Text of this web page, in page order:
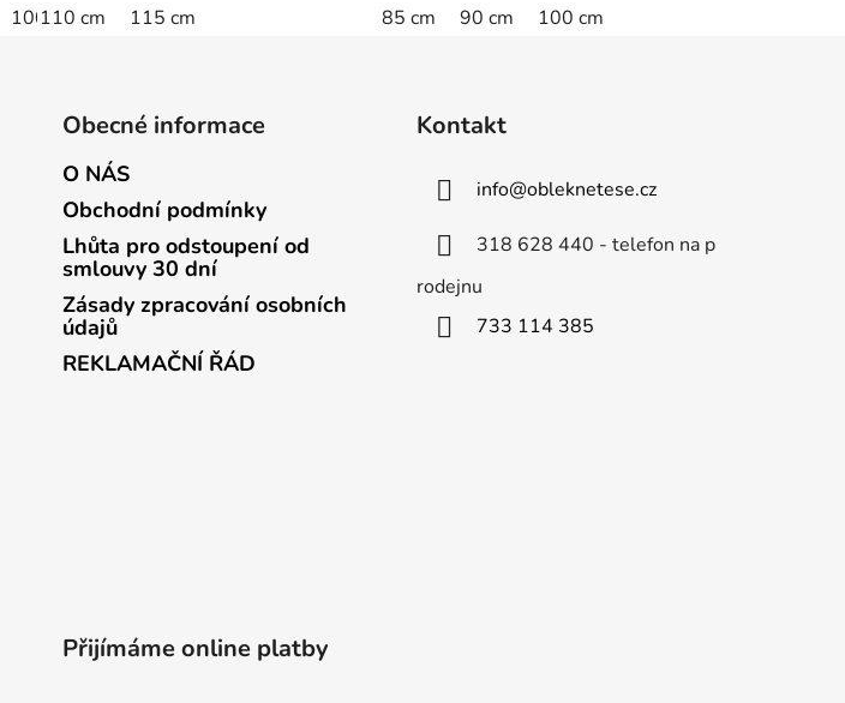
100 cm 105 cm 110 cm
110 cm 115 cm 85 cm 90 cm 100 cm
Obecné informace
O NÁS
Obchodní podmínky
Lhůta pro odstoupení od
smlouvy 30 dní
Zásady zpracování osobních
údajů
REKLAMAČNÍ ŘÁD
Kontakt
info@obleknetese.cz
318 628 440 - telefon na p
rodejnu
733 114 385
Přijímáme online platby